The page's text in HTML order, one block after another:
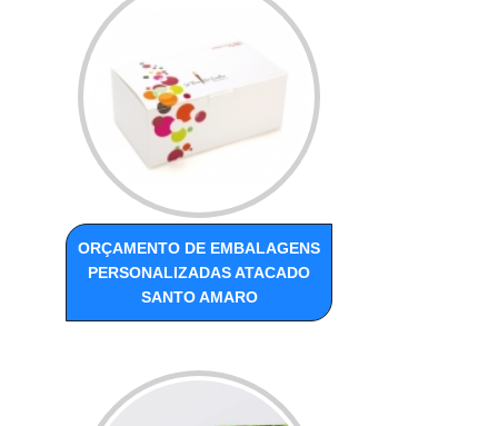
ORÇAMENTO DE EMBALAGENS
PERSONALIZADAS ATACADO
SANTO AMARO